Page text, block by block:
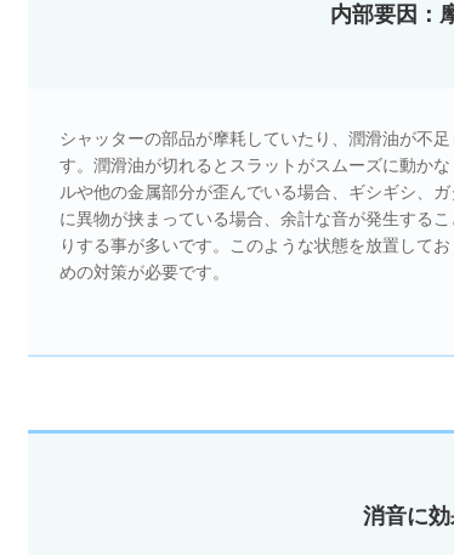
内部要因：
シャッターの部品が摩耗していたり、潤滑油が不
す。潤滑油が切れるとスラットがスムーズに動か
ルや他の金属部分が歪んでいる場合、ギシギシ、
に異物が挟まっている場合、余計な音が発生する
りする事が多いです。このような状態を放置して
めの対策が必要です。
消音に